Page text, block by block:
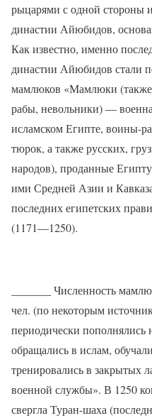
рыцарями с одной стороны
династии Айюбидов,
Как известно, именно
династии Айюбидов стали
мамлюков «Мамлюки
рабы, невольники) —
исламском Египте, воины-
тюрок, а также русских,
народов), проданные
ими Средней Азии и
последних египетских
(1171—1250).
_______ Численность
чел. (по некоторым
периодически
обращались в ислам,
тренировались в закрытых
военной службы». В 1250
свергла Туран-шаха